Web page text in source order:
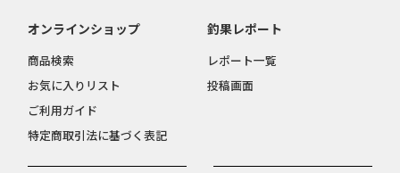
オンラインショップ
商品検索
お気に入りリスト
ご利用ガイド
特定商取引法に基づく表記
釣果レポート
レポート一覧
投稿画面